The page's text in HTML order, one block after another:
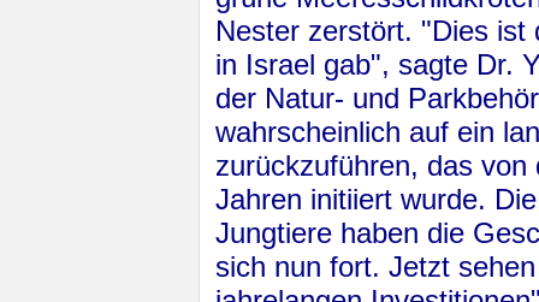
Nester zerstört. "Dies
in Israel gab", sagte Dr.
der Natur- und
wahrscheinlich auf ein
zurückzuführen, das
Jahren initiiert wurde.
Jungtiere haben die
sich nun fort. Jetzt